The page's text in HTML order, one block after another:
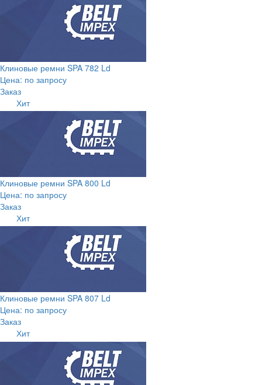
Клиновые ремни SPA 782 Ld
Цена: по запросу
Заказ
Хит
Клиновые ремни SPA 800 Ld
Цена: по запросу
Заказ
Хит
Клиновые ремни SPA 807 Ld
Цена: по запросу
Заказ
Хит